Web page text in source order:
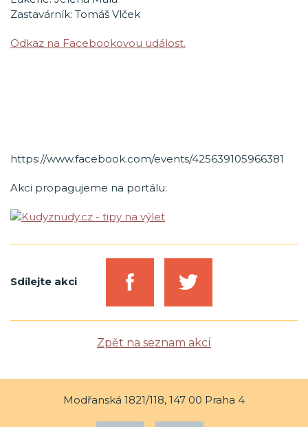
Zastavárník: Tomáš Vlček
Odkaz na Facebookovou událost.
https://www.facebook.com/events/425639105966381
Akci propagujeme na portálu:
Sdílejte akci
Zpět na seznam akcí
Modřanská 1821/118, 147 00 Praha 4